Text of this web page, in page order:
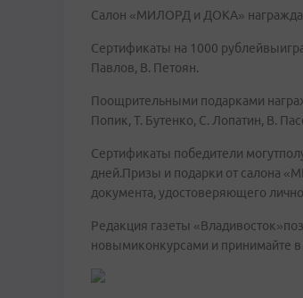
Салон «МИЛОРД и ДОКА»
Сертификаты на 1000
Павлов, В. Петоян.
Поощрительными подарками
Попик, Т. Бутенко, С. Лопатин, В.
Сертификаты победители
дней.Призы и подарки от салона
документа, удостоверяющего
Редакция газеты
новымиконкурсами и принимайте в